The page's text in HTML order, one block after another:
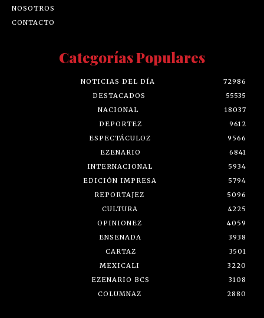
NOSOTROS
CONTACTO
Categorías Populares
NOTICIAS DEL DÍA
72986
DESTACADOS
55535
NACIONAL
18037
DEPORTEZ
9612
ESPECTÁCULOZ
9566
EZENARIO
6841
INTERNACIONAL
5934
EDICIÓN IMPRESA
5794
REPORTAJEZ
5096
CULTURA
4225
OPINIONEZ
4059
ENSENADA
3938
CARTAZ
3501
MEXICALI
3220
EZENARIO BCS
3108
COLUMNAZ
2880